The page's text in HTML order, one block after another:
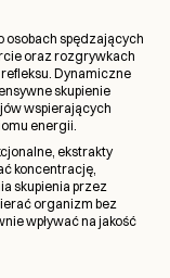
osobach spędzających
oraz rozgrywkach
Dynamiczne
skupienie
wspierających
energii.
ekstrakty
koncentrację,
skupienia przez
organizm bez
wpływać na jakość